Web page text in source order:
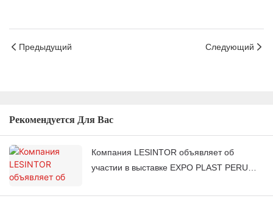
Предыдущий Следующий
Рекомендуется Для Вас
Компания LESINTOR объявляет об
участии в выставке EXPO PLAST PERU